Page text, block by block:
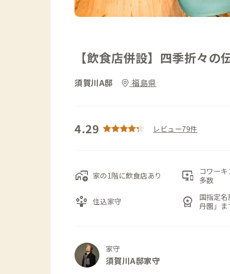
【飲食店併設】四季折々の
須賀川A邸 福島県
4.29 レビュー79件
add_home_work 家の1階に飲食店あり important_devices
コワー
多数
person_play 住込家守 workspace_premium
国指定
丹園」
家守
須賀川A邸家守